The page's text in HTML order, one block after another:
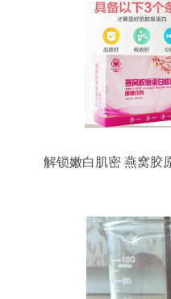
解锁嫩白肌密 燕窝胶